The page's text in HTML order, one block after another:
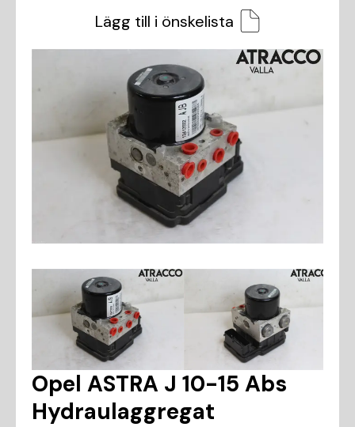
Lägg till i önskelista
Opel ASTRA J 10-15 Abs
Hydraulaggregat